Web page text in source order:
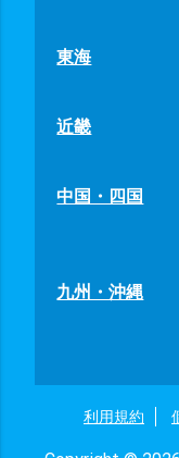
東海
近畿
中国・四国
九州・沖縄
利用規約